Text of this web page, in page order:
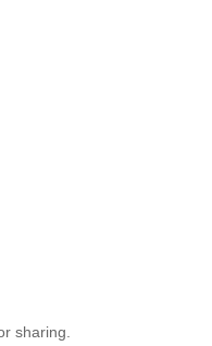
sharing.